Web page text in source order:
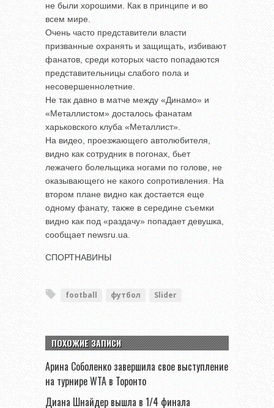
не были хорошими. Как в принципе и во
всем мире.
Очень часто представители власти
призванные охранять и защищать, избивают
фанатов, среди которых часто попадаются
представительницы слабого пола и
несовершеннолетние.
Не так давно в матче между «Динамо» и
«Металлистом» досталось фанатам
харьковского клуба «Металлист».
На видео, проезжающего автолюбителя,
видно как сотрудник в погонах, бьет
лежачего болельщика ногами по голове, не
оказывающего не какого сопротивления. На
втором плане видно как достается еще
одному фанату, также в середине съемки
видно как под «раздачу» попадает девушка,
сообщает newsru.ua.
СПОРТНАВИНЫ
football футбол Slider
ПОХОЖИЕ ЗАПИСИ
Арина Соболенко завершила свое выступление
на турнире WTA в Торонто
Диана Шнайдер вышла в 1/4 финала